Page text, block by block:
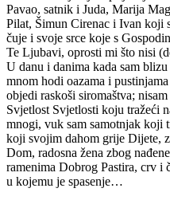
Pavao, satnik i Juda, Marija
Pilat, Šimun Cirenac i Ivan koji
čuje i svoje srce koje s
Te Ljubavi, oprosti mi što nisi
U danu i danima kada sam
mnom hodi oazama i
objedi raskoši siromaštva;
Svjetlost Svjetlosti koju tražeći
mnogi, vuk sam samotnjak koji
koji svojim dahom grije Dijete,
Dom, radosna žena zbog
ramenima Dobrog Pastira, crv
u kojemu je spasenje…